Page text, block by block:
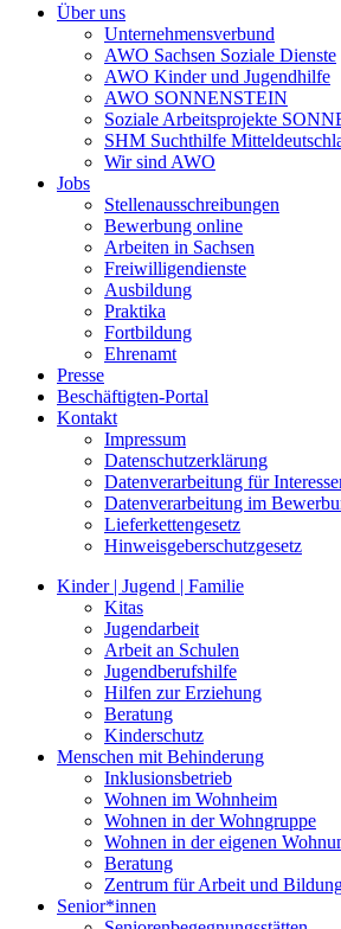
Über uns
Unternehmensverbund
AWO Sachsen Soziale Dienste
AWO Kinder und Jugendhilfe
AWO SONNENSTEIN
Soziale Arbeitsprojekte
SHM Suchthilfe
Wir sind AWO
Jobs
Stellenausschreibungen
Bewerbung online
Arbeiten in Sachsen
Freiwilligendienste
Ausbildung
Praktika
Fortbildung
Ehrenamt
Presse
Beschäftigten-Portal
Kontakt
Impressum
Datenschutzerklärung
Datenverarbeitung für
Datenverarbeitung im
Lieferkettengesetz
Hinweisgeberschutzgesetz
Kinder | Jugend | Familie
Kitas
Jugendarbeit
Arbeit an Schulen
Jugendberufshilfe
Hilfen zur Erziehung
Beratung
Kinderschutz
Menschen mit Behinderung
Inklusionsbetrieb
Wohnen im Wohnheim
Wohnen in der Wohngruppe
Wohnen in der eigenen
Beratung
Zentrum für Arbeit und
Senior*innen